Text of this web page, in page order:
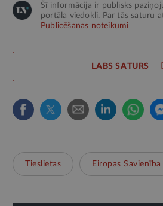
Šī informācija ir publisks
portāla viedokli. Par tās saturu
Publicēšanas noteikumi
LABS SATURS
Tieslietas Eiropas Savienība